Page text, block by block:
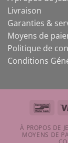
Livraison
Garanties &
Moyens de
Politique de
Conditions
À PROPOS DE
MOYENS DE